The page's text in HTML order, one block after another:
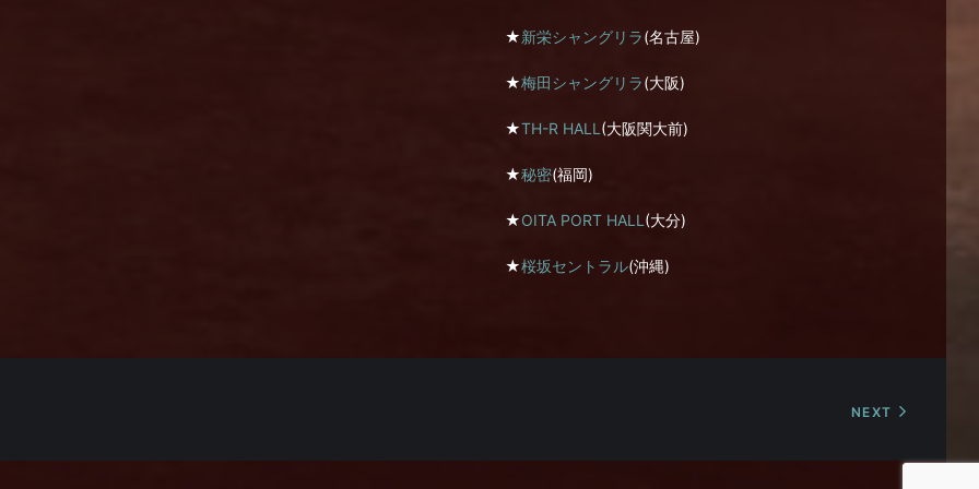
★新栄シャングリラ(名古屋)
★梅田シャングリラ(大阪)
★TH-R HALL (大阪関大前)
★秘密(福岡)
★OITA PORT HALL (大分)
★桜坂セントラル(沖縄)
NEXT